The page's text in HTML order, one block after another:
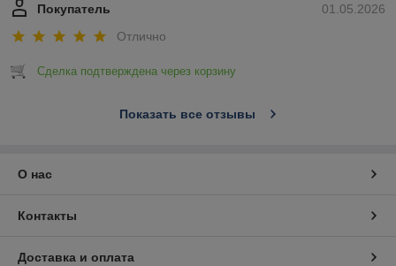
01.05.2026
Покупатель
Отлично
Сделка подтверждена через корзину
Показать все отзывы
О нас
Контакты
Доставка и оплата